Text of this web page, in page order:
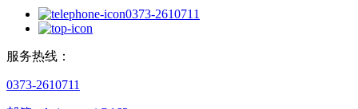
0373-2610711
服务热线：
0373-2610711